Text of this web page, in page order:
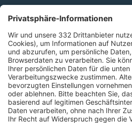
Kontakt
HÄUFIG BESUCHTE SEITEN
Pässe und Vereinswechsel
Trainerausbildung
Schulungsangebot Vereinsmitarbeiter
BFV-Geschäftsstellen
Trainerbörse